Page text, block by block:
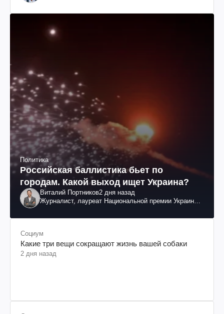
Политика
Российская баллистика бьет по
городам. Какой выход ищет Украина?
Виталий Портников2 дня назад
Журналист, лауреат Национальной премии Украины
Социум
Какие три вещи сокращают жизнь вашей собаки
2 дня назад